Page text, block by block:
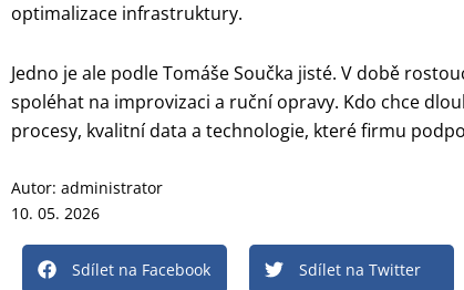
optimalizace infrastruktury.
Jedno je ale podle Tomáše Součka jisté. V době
spoléhat na improvizaci a ruční opravy. Kdo chce
procesy, kvalitní data a technologie, které firmu
Autor: administrator
10. 05. 2026
Sdílet na Facebook Sdílet na Twitter